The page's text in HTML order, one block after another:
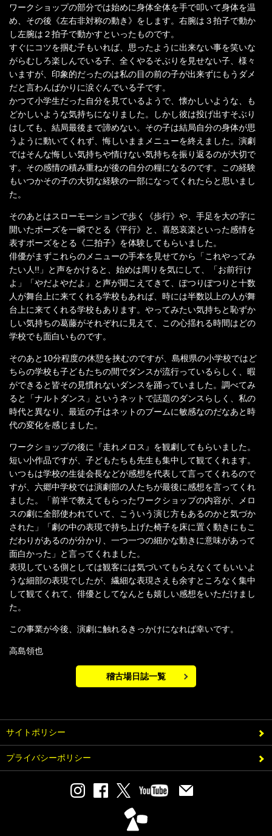
ワークショップの部分では始めに身体全体を手で叩いて身体を温
め、その後《左右非対称の動き》をします。右腕は３拍子で動か
し左腕は２拍子で動かすといったものです。
すぐにコツを掴む子もいれば、思ったように出来ない事を笑いな
がらむしろ楽しんでいる子、全くやるそぶりを見せない子、様々
いますが、印象的だったのは私の目の前の子が出来ずにもうダメ
だと言わんばかりに涙ぐんでいる子です。
かつて小学生だった自分を見ているようで、懐かしいような、も
どかしいような気持ちになりました。しかし彼は投げ出すそぶり
はしても、結局最後まで諦めない。その子は結局自分の身体が思
うように動いてくれず、悔しいままメニューを終えました。演劇
ではそんな悔しい気持ちや情けない気持ちを振り返るのが大切で
す。その感情の積み重ねが後の自分の糧になるのです。この経験
もいつかその子の大切な経験の一部になってくれたらと思いまし
た。
そのあとはスローモーションで歩く《歩行》や、手足を大の字に
開いたポーズを一瞬でとる《平行》と、喜怒哀楽といった感情を
表すポーズをとる《二拍子》を体験してもらいました。
俳優がまずこれらのメニューの手本を見せてから「これやってみ
たい人!!」と声をかけると、始めは周りを気にして、「お前行け
よ」「やだよやだよ」と声が聞こえてきて、ぽつりぽつりと十数
人が舞台上に来てくれる学校もあれば、時には半数以上の人が舞
台上に来てくれる学校もあります。やってみたい気持ちと恥ずか
しい気持ちの葛藤がそれぞれに見えて、この心揺れる時間はどの
学校でも面白いものです。
そのあと10分程度の休憩を挟むのですが、島根県の小学校ではど
ちらの学校も子どもたちの間でダンスが流行っているらしく、暇
ができると皆その見慣れないダンスを踊っていました。調べてみ
ると「ナルトダンス」というネットで話題のダンスらしく、私の
時代と異なり、最近の子はネットのブームに敏感なのだなあと時
代の変化を感じました。
ワークショップの後に『走れメロス』を観劇してもらいました。
短い小作品ですが、子どもたちも先生も集中して観てくれます。
いつもは学校の生徒会長などが感想を代表して言ってくれるので
すが、六郷中学校では演劇部の人たちが最後に感想を言ってくれ
ました。「前半で教えてもらったワークショップの内容が、メロ
スの劇に全部使われていて、こういう演じ方もあるのかと気づか
された」「劇の中の表現で持ち上げた椅子を床に置く動きにもこ
だわりがあるのが分かり、一つ一つの細かな動きに意味があって
面白かった」と言ってくれました。
表現している側としては観客には気づいてもらえなくてもいいよ
うな細部の表現でしたが、繊細な表現さえも余すところなく集中
して観てくれて、俳優としてなんとも嬉しい感想をいただけまし
た。
この事業が今後、演劇に触れるきっかけになれば幸いです。
高島領也
稽古場日誌一覧
サイトポリシー
プライバシーポリシー